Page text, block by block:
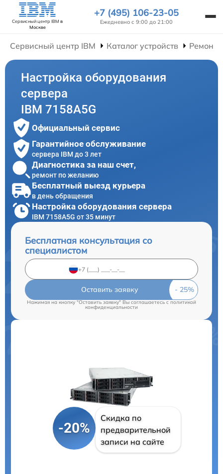
Сервисный центр IBM в
Москве
+7 (495) 106-23-05
Ежедневно с 9:00 до 21:00
Сервисный центр IBM Каталог устройств Ремонт
Настройка оборудования
сервера
IBM 7158A5G
Официальный сервис
Гарантийное обслуживание
сервера IBM до 3 лет
Диагностика за наш счет,
ремонт по желанию
Бесплатный выезд курьера
в день обращения
Настройка оборудования сервера
IBM 7158A5G от 35 минут
Бесплатная консультация со
специалистом
Оставить заявку
Нажимая на кнопку "Оставить заявку" Вы соглашаетесь c политикой
конфиденциальности
-20%
Скидка по
предварительной
записи на сайте